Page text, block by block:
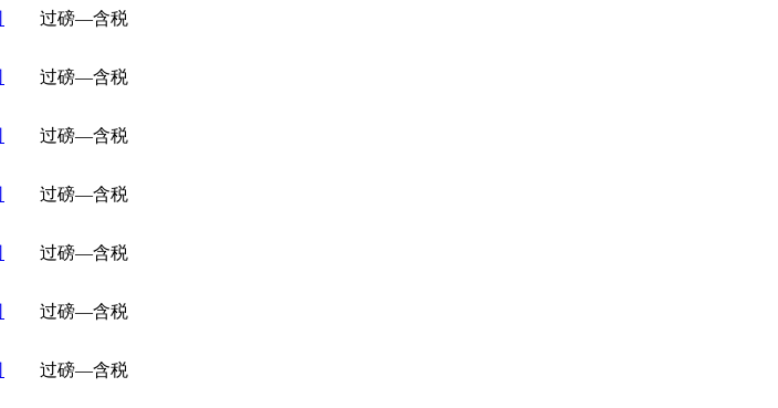
过磅—含税
过磅—含税
过磅—含税
过磅—含税
过磅—含税
过磅—含税
过磅—含税